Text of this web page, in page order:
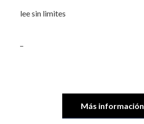
lee sin limites
Más información